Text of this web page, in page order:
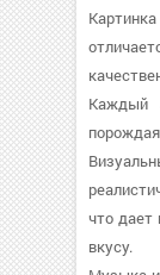
Каждый
что дает
вкусу.